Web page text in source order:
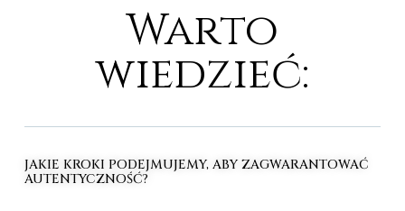
Warto
wiedzieć:
JAKIE KROKI PODEJMUJEMY, ABY ZAGWARANTOWAĆ
AUTENTYCZNOŚĆ?